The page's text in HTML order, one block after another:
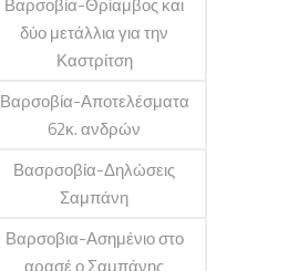
δύο μετάλλια για την
Καστρίτση
Βαρσοβία-Αποτελέσματα
62κ. ανδρών
Βασρσοβία-Δηλώσεις
Σαμπάνη
Βαρσοβια-Ασημένιο στο